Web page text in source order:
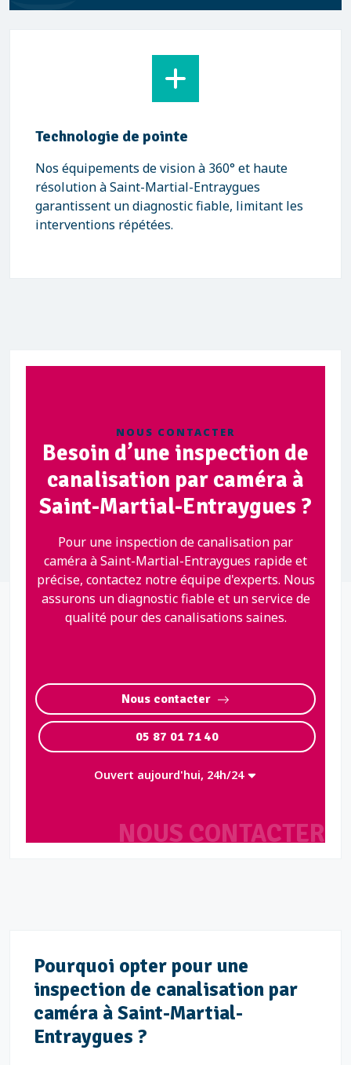
Technologie de pointe
Nos équipements de vision à 360° et haute
résolution à Saint-Martial-Entraygues
garantissent un diagnostic fiable, limitant les
interventions répétées.
NOUS CONTACTER
NOUS CONTACTER
Besoin d’une inspection de
canalisation par caméra à
Saint-Martial-Entraygues ?
Pour une inspection de canalisation par
caméra à Saint-Martial-Entraygues rapide et
précise, contactez notre équipe d'experts. Nous
assurons un diagnostic fiable et un service de
qualité pour des canalisations saines.
Nous contacter
05 87 01 71 40
Ouvert aujourd'hui, 24h/24
Pourquoi opter pour une
inspection de canalisation par
caméra à Saint-Martial-
Entraygues ?